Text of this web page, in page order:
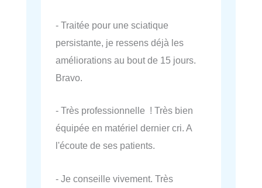
- Traitée pour une sciatique
persistante, je ressens déjà les
améliorations au bout de 15 jours.
Bravo.
- Très professionnelle ! Très bien
équipée en matériel dernier cri. A
l'écoute de ses patients.
- Je conseille vivement. Très